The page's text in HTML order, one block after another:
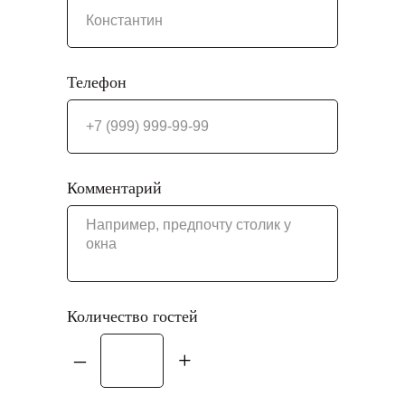
Телефон
Комментарий
Количество гостей
– +